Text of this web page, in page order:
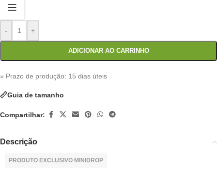
- +
ADICIONAR AO CARRINHO
» Prazo de produção: 15 dias úteis
Guia de tamanho
Compartilhar:
Descrição
PRODUTO EXCLUSIVO MINIDROP